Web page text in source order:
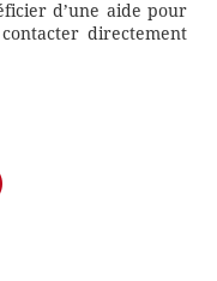
d’une aide pour
directement